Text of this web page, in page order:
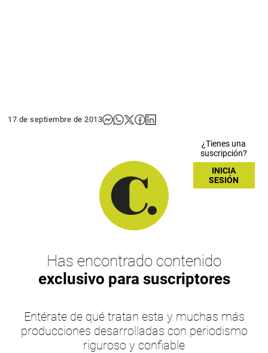
17 de septiembre de 2013
¿Tienes una
suscripción?
INICIA
SESIÓN
Has encontrado contenido
exclusivo para suscriptores
Entérate de qué tratan esta y muchas más
producciones desarrolladas con periodismo
riguroso y confiable